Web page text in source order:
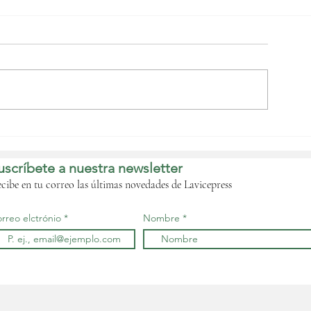
del Tesoro
a nuestra newsletter
en tu correo las últimas novedades de Lavicepress
elctrónio Nombre